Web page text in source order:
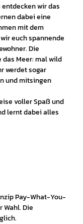
wir das
dabei eine
mit dem
euch spannende
Die
Meer: mal wild
werdet sogar
und mitsingen
voller Spaß und
lernt dabei alles
Pay-What-You-
Wahl. Die